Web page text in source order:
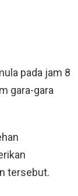
pada jam 8
gara-gara
tersebut.